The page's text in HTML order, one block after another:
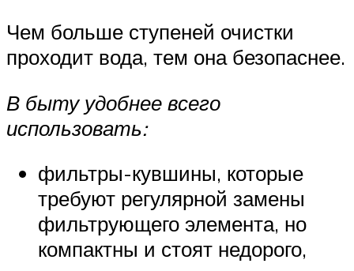
Чем больше ступеней очистки
проходит вода, тем она безопаснее.
В быту удобнее всего
использовать:
фильтры-кувшины, которые
требуют регулярной замены
фильтрующего элемента, но
компактны и стоят недорого,